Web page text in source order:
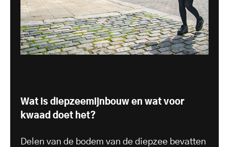
Wat is diepzeemijnbouw en wat voor
kwaad doet het?
Delen van de bodem van de diepzee bevatten